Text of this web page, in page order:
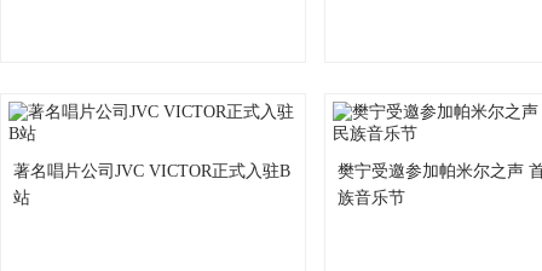
著名唱片公司JVC VICTOR正式入驻B
站
樊宁受邀参加帕米尔之声
族音乐节